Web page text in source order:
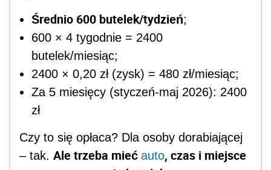
Średnio 600 butelek/tydzień;
600 × 4 tygodnie = 2400
butelek/miesiąc;
2400 × 0,20 zł (zysk) = 480 zł/miesiąc;
Za 5 miesięcy (styczeń-maj 2026): 2400
zł
Czy to się opłaca? Dla osoby dorabiającej
– tak. Ale trzeba mieć auto, czas i miejsce